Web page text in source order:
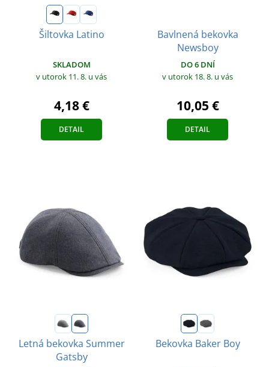
Šiltovka Latino
SKLADOM
v utorok 11. 8. u vás
4,18 €
DETAIL
Bavlnená bekovka
Newsboy
DO 6 DNÍ
v utorok 18. 8. u vás
10,05 €
DETAIL
Letná bekovka Summer
Gatsby
Bekovka Baker Boy